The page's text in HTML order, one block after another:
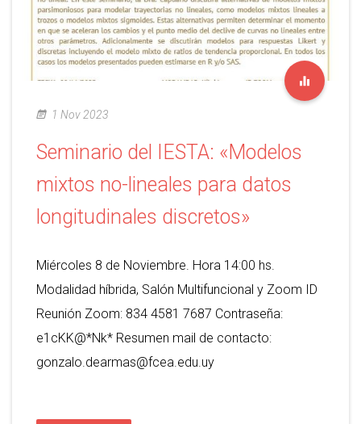
1 Nov 2023
Seminario del IESTA: «Modelos
mixtos no-lineales para datos
longitudinales discretos»
Miércoles 8 de Noviembre. Hora 14:00 hs.
Modalidad híbrida, Salón Multifuncional y Zoom ID
Reunión Zoom: 834 4581 7687 Contraseña:
e1cKK@*Nk* Resumen mail de contacto:
gonzalo.dearmas@fcea.edu.uy